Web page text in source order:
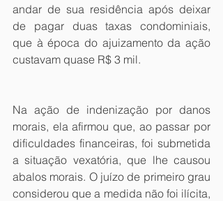
andar de sua residência após deixar
de pagar duas taxas condominiais,
que à época do ajuizamento da ação
custavam quase R$ 3 mil.
Na ação de indenização por danos
morais, ela afirmou que, ao passar por
dificuldades financeiras, foi submetida
a situação vexatória, que lhe causou
abalos morais. O juízo de primeiro grau
considerou que a medida não foi ilícita,